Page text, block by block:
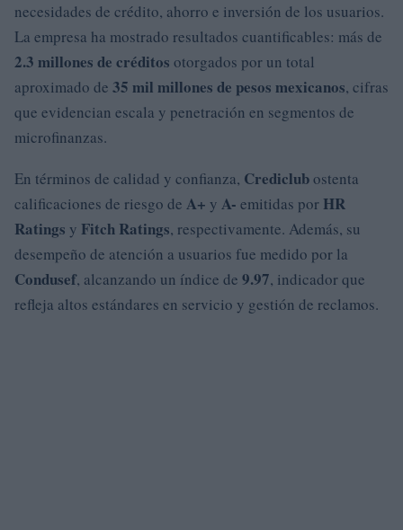
necesidades de crédito, ahorro e inversión de los usuarios.
La empresa ha mostrado resultados cuantificables: más de
2.3 millones de créditos otorgados por un total
aproximado de 35 mil millones de pesos mexicanos, cifras
que evidencian escala y penetración en segmentos de
microfinanzas.
En términos de calidad y confianza, Crediclubostenta
calificaciones de riesgo de A+ y A- emitidas por HR
Ratings y Fitch Ratings, respectivamente. Además, su
desempeño de atención a usuarios fue medido por la
Condusef, alcanzando un índice de 9.97, indicador que
refleja altos estándares en servicio y gestión de reclamos.